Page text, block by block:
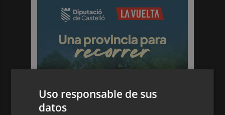
Uso responsable de sus
datos